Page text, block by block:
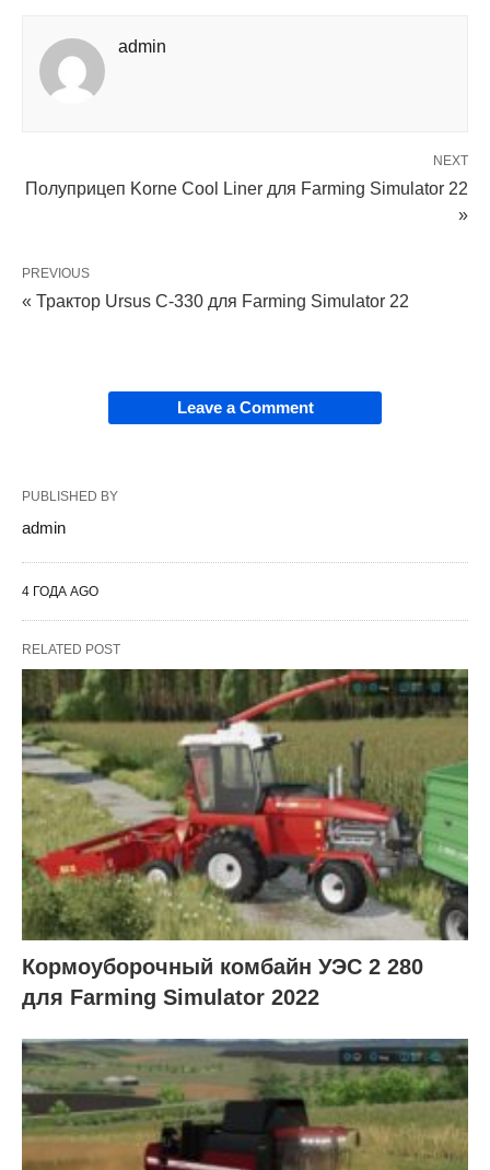
admin
NEXT
Полуприцеп Korne Cool Liner для Farming Simulator 22
»
PREVIOUS
« Трактор Ursus C-330 для Farming Simulator 22
Leave a Comment
PUBLISHED BY
admin
4 ГОДА AGO
RELATED POST
Кормоуборочный комбайн УЭC 2 280
для Farming Simulator 2022